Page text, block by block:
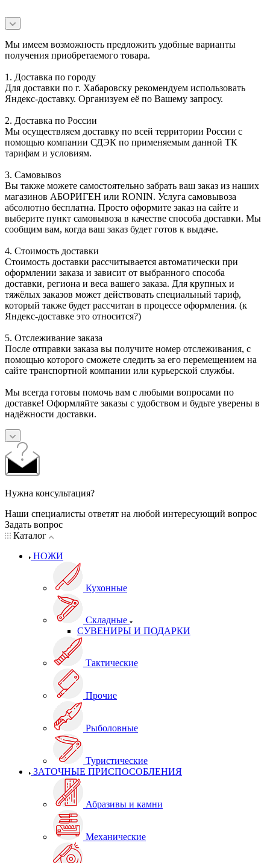
Мы имеем возможность предложить удобные варианты
получения приобретаемого товара.
1. Доставка по городу
Для доставки по г. Хабаровску рекомендуем использовать
Яндекс-доставку. Организуем её по Вашему запросу.
2. Доставка по России
Мы осуществляем доставку по всей территории России с
помощью компании СДЭК по применяемым данной ТК
тарифам и условиям.
3. Самовывоз
Вы также можете самостоятельно забрать ваш заказ из наших
магазинов АБОРИГЕН или RONIN. Услуга самовывоза
абсолютно бесплатна. Просто оформите заказ на сайте и
выберите пункт самовывоза в качестве способа доставки. Мы
сообщим вам, когда ваш заказ будет готов к выдаче.
4. Стоимость доставки
Стоимость доставки рассчитывается автоматически при
оформлении заказа и зависит от выбранного способа
доставки, региона и веса вашего заказа. Для крупных и
тяжёлых заказов может действовать специальный тариф,
который также будет рассчитан в процессе оформления. (к
Яндекс-доставке это относится?)
5. Отслеживание заказа
После отправки заказа вы получите номер отслеживания, с
помощью которого сможете следить за его перемещением на
сайте транспортной компании или курьерской службы.
Мы всегда готовы помочь вам с любыми вопросами по
доставке! Оформляйте заказы с удобством и будьте уверены в
надёжности доставки.
Нужна консультация?
Наши специалисты ответят на любой интересующий вопрос
Задать вопрос
Каталог
НОЖИ
Кухонные
Складные
СУВЕНИРЫ И ПОДАРКИ
Тактические
Прочие
Рыболовные
Туристические
ЗАТОЧНЫЕ ПРИСПОСОБЛЕНИЯ
Абразивы и камни
Механические